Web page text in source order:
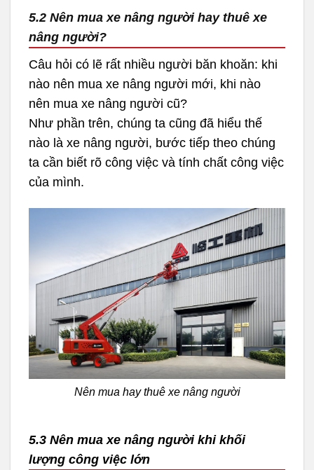
5.2 Nên mua xe nâng người hay thuê xe
nâng người?
Câu hỏi có lẽ rất nhiều người băn khoăn: khi
nào nên mua xe nâng người mới, khi nào
nên mua xe nâng người cũ?
Như phần trên, chúng ta cũng đã hiểu thế
nào là xe nâng người, bước tiếp theo chúng
ta cần biết rõ công việc và tính chất công việc
của mình.
Nên mua hay thuê xe nâng người
5.3 Nên mua xe nâng người khi khối
lượng công việc lớn